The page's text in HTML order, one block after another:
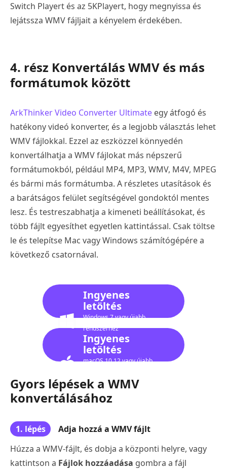
Switch Playert és az 5KPlayert, hogy megnyissa és
lejátssza WMV fájljait a kényelem érdekében.
4. rész Konvertálás WMV és más
formátumok között
ArkThinker Video Converter Ultimate egy átfogó és
hatékony videó konverter, és a legjobb választás lehet
WMV fájlokkal. Ezzel az eszközzel könnyedén
konvertálhatja a WMV fájlokat más népszerű
formátumokból, például MP4, MP3, WMV, M4V, MPEG
és bármi más formátumba. A részletes utasítások és
a barátságos felület segítségével gondoktól mentes
lesz. És testreszabhatja a kimeneti beállításokat, és
több fájlt egyesíthet egyetlen kattintással. Csak töltse
le és telepítse Mac vagy Windows számítógépére a
következő csatornával.
Ingyenes
letöltés
Windows 7 vagy újabb
rendszerhez
Ingyenes
letöltés
macOS 10.12 vagy újabb
Gyors lépések a WMV
konvertálásához
1. lépés
Adja hozzá a WMV fájlt
Húzza a WMV-fájlt, és dobja a központi helyre, vagy
kattintson a Fájlok hozzáadása gombra a fájl